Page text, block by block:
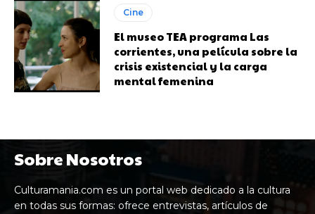
Cine
El museo TEA programa Las
corrientes, una película sobre la
crisis existencial y la carga
mental femenina
Sobre Nosotros
Culturamania.com es un portal web dedicado a la cultura
en todas sus formas: ofrece entrevistas, artículos de